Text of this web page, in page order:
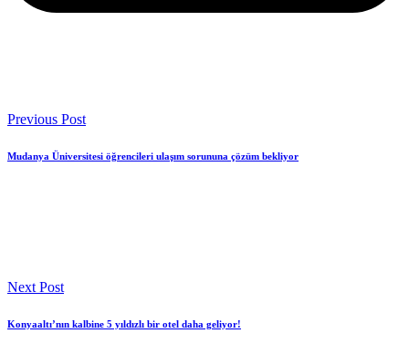
Previous Post
Mudanya Üniversitesi öğrencileri ulaşım sorununa çözüm bekliyor
Next Post
Konyaaltı’nın kalbine 5 yıldızlı bir otel daha geliyor!